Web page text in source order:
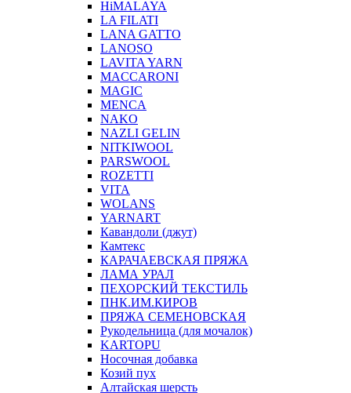
HiMALAYA
LA FILATI
LANA GATTO
LANOSO
LAVITA YARN
MACCARONI
MAGIC
MENCA
NAKO
NAZLI GELIN
NITKIWOOL
PARSWOOL
ROZETTI
VITA
WOLANS
YARNART
Кавандоли (джут)
Камтекс
КАРАЧАЕВСКАЯ ПРЯЖА
ЛАМА УРАЛ
ПЕХОРСКИЙ ТЕКСТИЛЬ
ПНК.ИМ.КИРОВ
ПРЯЖА СЕМЕНОВСКАЯ
Рукодельница (для мочалок)
KARTOPU
Носочная добавка
Козий пух
Алтайская шерсть